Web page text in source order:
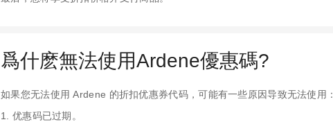
爲什麽無法使用Ardene優惠碼?
如果您无法使用 Ardene 的折扣优惠券代码，可能有一些原因导致无法使用：
1. 优惠码已过期。